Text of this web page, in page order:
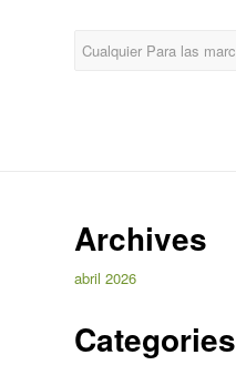
Archives
abril 2026
Categories